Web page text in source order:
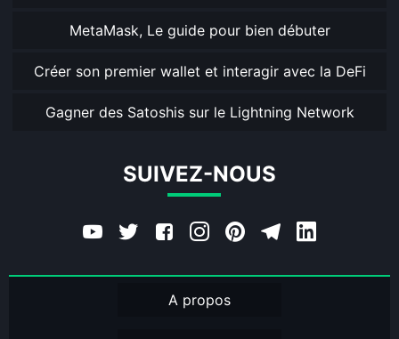
MetaMask, Le guide pour bien débuter
Créer son premier wallet et interagir avec la DeFi
Gagner des Satoshis sur le Lightning Network
SUIVEZ-NOUS
A propos